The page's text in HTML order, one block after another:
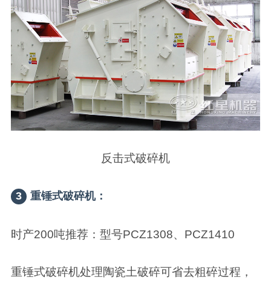
反击式破碎机
3 重锤式破碎机：
时产200吨推荐：型号PCZ1308、PCZ1410
重锤式破碎机处理陶瓷土破碎可省去粗碎过程，